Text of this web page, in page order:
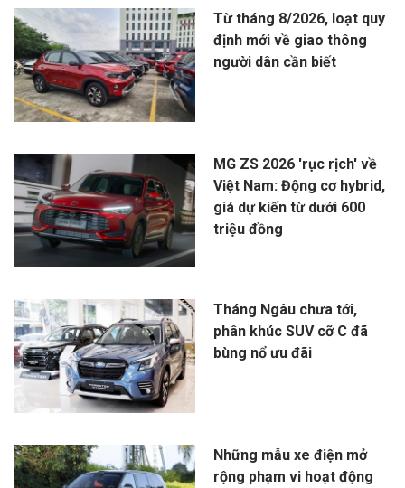
Từ tháng 8/2026, loạt quy
định mới về giao thông
người dân cần biết
MG ZS 2026 'rục rịch' về
Việt Nam: Động cơ hybrid,
giá dự kiến từ dưới 600
triệu đồng
Tháng Ngâu chưa tới,
phân khúc SUV cỡ C đã
bùng nổ ưu đãi
Những mẫu xe điện mở
rộng phạm vi hoạt động